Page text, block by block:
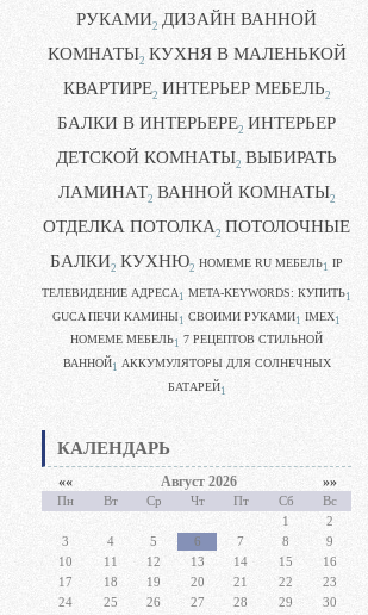
РУКАМИ2 ДИЗАЙН ВАННОЙ
КОМНАТЫ2 КУХНЯ В МАЛЕНЬКОЙ
КВАРТИРЕ2 ИНТЕРЬЕР МЕБЕЛЬ2
БАЛКИ В ИНТЕРЬЕРЕ2 ИНТЕРЬЕР
ДЕТСКОЙ КОМНАТЫ2 ВЫБИРАТЬ
ЛАМИНАТ2 ВАННОЙ КОМНАТЫ2
ОТДЕЛКА ПОТОЛКА2 ПОТОЛОЧНЫЕ
БАЛКИ2 КУХНЮ2 HOMEME RU МЕБЕЛЬ1 IP
ТЕЛЕВИДЕНИЕ АДРЕСА 1 META-KEYWORDS: КУПИТЬ1
GUCA ПЕЧИ КАМИНЫ1 CВОИМИ РУКАМИ1 IMEX1
HOMEME МЕБЕЛЬ1 7 РЕЦЕПТОВ СТИЛЬНОЙ
ВАННОЙ1 АККУМУЛЯТОРЫ ДЛЯ СОЛНЕЧНЫХ
БАТАРЕЙ1
КАЛЕНДАРЬ
«« Август 2026 »»
Пн Вт Ср Чт Пт Сб
Вс
1
2
3
4 5 6 7 8
9
10
11 12 13 14 15
16
17
18 19 20 21 22
23
24
25 26 27 28 29
30